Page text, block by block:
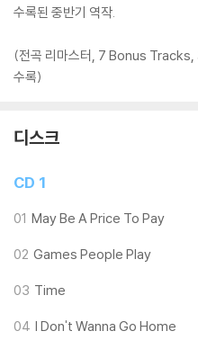
수록된 중반기 역작.
(전곡 리마스터, 7 Bonus Tracks,
수록)
디스크
CD 1
01 May Be A Price To Pay
02 Games People Play
03 Time
04 I Don't Wanna Go Home